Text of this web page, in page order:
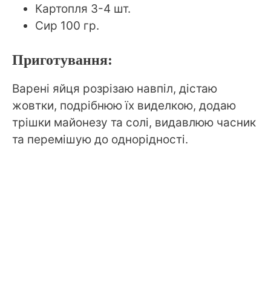
Картопля 3-4 шт.
Сир 100 гр.
Приготування:
Варені яйця розрізаю навпіл, дістаю
жовтки, подрібнюю їх виделкою, додаю
трішки майонезу та солі, видавлюю часник
та перемішую до однорідності.